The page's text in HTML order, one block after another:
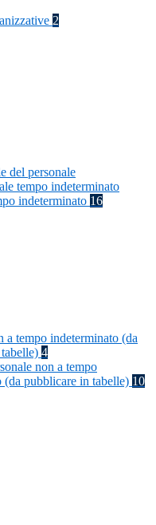
2
del personale
tempo indeterminato
indeterminato 16
a tempo indeterminato (da
4
non a tempo
(da pubblicare in tabelle) 10